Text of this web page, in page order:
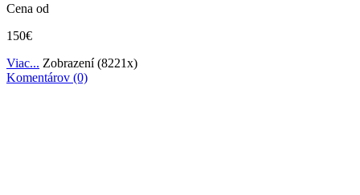
Cena od
150€
Viac... Zobrazení (8221x)
Komentárov (0)